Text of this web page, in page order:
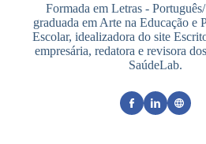
Formada em Letras -
graduada em Arte na Educação e
Escolar, idealizadora do site
empresária, redatora e revisora
SaúdeLab.